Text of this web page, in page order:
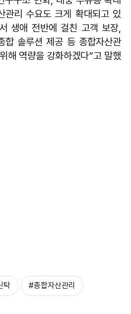
관리 수요도 크게 확대되고 있
생애 전반에 걸친 고객 보장,
합 솔루션 제공 등 종합자산관
해 역량을 강화하겠다”고 말했
탁 #종합자산관리